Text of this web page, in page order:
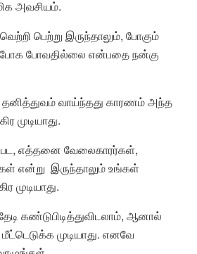
அவசியம்.
பெற்று இருந்தாலும், போகும்
போக போவதில்லை என்பதை நன்கு
தனித்துவம் வாய்ந்தது காரணம் அந்த
முடியாது.
எத்தனை வேலைகாரர்கள்,
என்று இருந்தாலும் உங்கள்
முடியாது.
கண்டுபிடித்துவிடலாம், ஆனால்
முடியாது. எனவே